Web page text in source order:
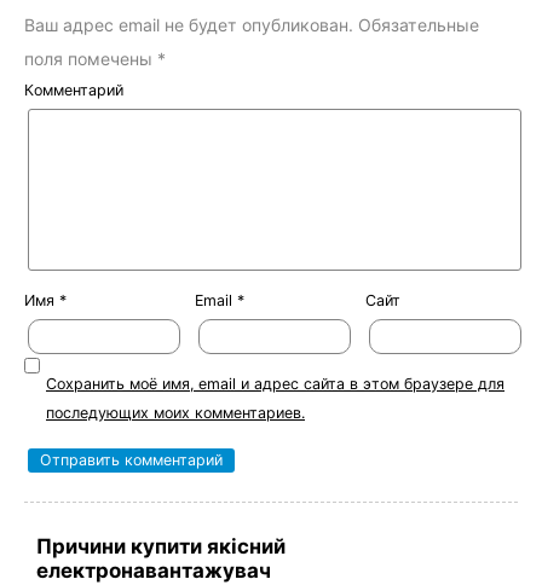
Ваш адрес email не будет опубликован. Обязательные
поля помечены *
Комментарий
Имя * Email * Сайт
Сохранить моё имя, email и адрес сайта в этом браузере для
последующих моих комментариев.
Причини купити якісний
електронавантажувач